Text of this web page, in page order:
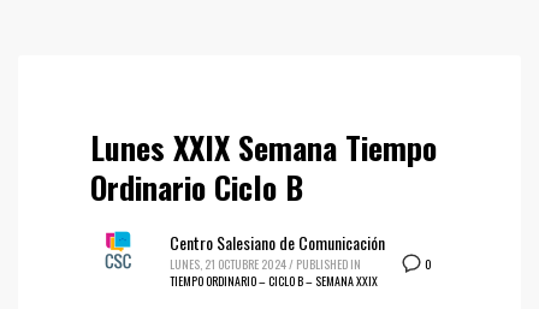
Lunes XXIX Semana Tiempo
Ordinario Ciclo B
0
Centro Salesiano de Comunicación
LUNES, 21 OCTUBRE 2024/ PUBLISHED IN
TIEMPO ORDINARIO – CICLO B – SEMANA XXIX